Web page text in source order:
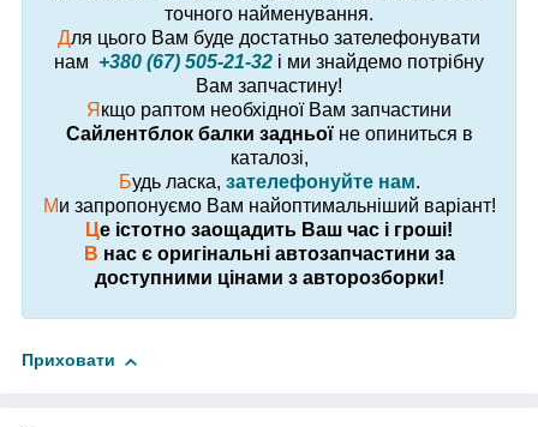
точного найменування.
Для цього Вам буде достатньо зателефонувати
нам +380 (67) 505-21-32 і ми знайдемо потрібну
Вам запчастину!
Я кщо раптом необхідної Вам запчастини
Сайлентблок балки задньоїне опиниться в
каталозі,
Будь ласка, зателефонуйте нам.
Ми запропонуємо Вам найоптимальніший варіант!
Це істотно заощадить Ваш час і гроші!
В нас є оригінальні автозапчастини за
доступними цінами з авторозборки!
Приховати